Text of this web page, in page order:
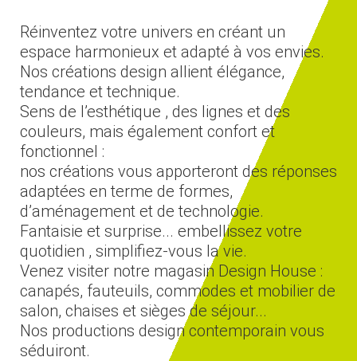
Réinventez votre univers en créant un
espace harmonieux et adapté à vos envies.
Nos créations design allient élégance,
tendance et technique.
Sens de l’esthétique , des lignes et des
couleurs, mais également confort et
fonctionnel :
nos créations vous apporteront des réponses
adaptées en terme de formes,
d’aménagement et de technologie.
Fantaisie et surprise... embellissez votre
quotidien , simplifiez-vous la vie.
Venez visiter notre magasin Design House :
canapés, fauteuils, commodes et mobilier de
salon, chaises et sièges de séjour...
Nos productions design contemporain vous
séduiront.